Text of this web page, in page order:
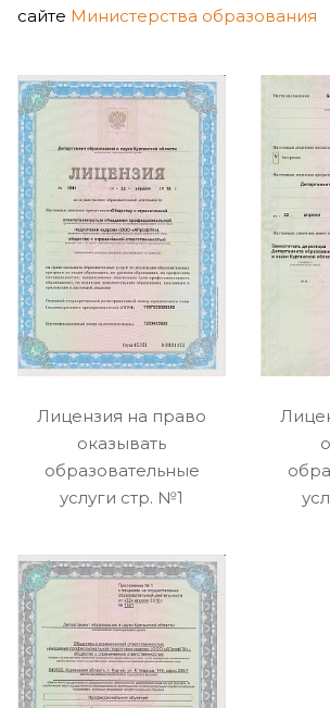
сайте Министерства образования
Лицензия на право
оказывать
образовательные
услуги стр. №1